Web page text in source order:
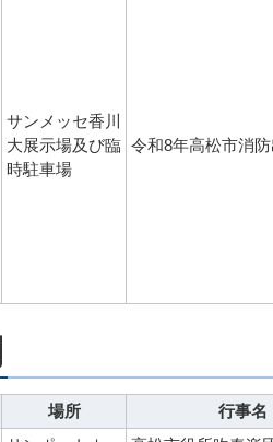
サンメッセ香川
大展示場及び臨
時駐車場
令和8年高松市消
場所
行事名